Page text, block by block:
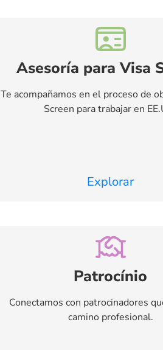
Asesoría para Visa
Te acompañamos en el proceso de
Screen para trabajar en
Explorar
Patrocínio
Conectamos con patrocinadores
camino profesional.